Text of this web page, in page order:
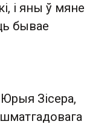
і яны ў мяне
бывае
Зісера,
шматгадовага